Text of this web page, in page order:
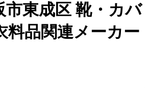
市東成区 靴・カバ
料品関連メーカー